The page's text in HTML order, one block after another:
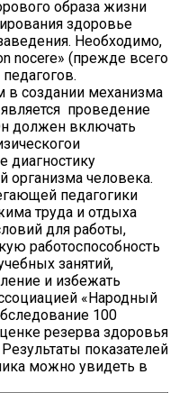
образа жизни
здоровье
Необходимо,
nocere» (прежде всего
создании механизма
проведение
должен включать
диагностику
человека.
педагогики
труда и отдыха
для работы,
работоспособность
занятий,
и избежать
«Народный
100
резерва здоровья
показателей
можно увидеть в